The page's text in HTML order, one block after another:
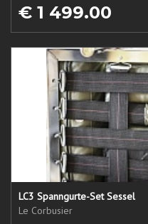
€ 1 499.00
LC3 Spanngurte-Set Sessel
Le Corbusier